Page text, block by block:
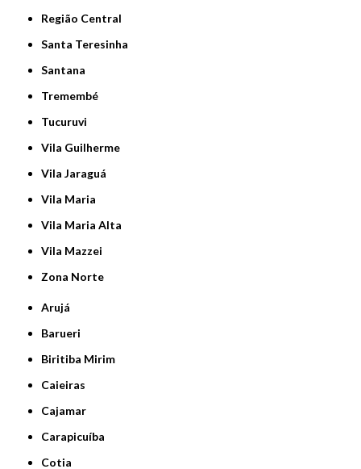
Região Central
Santa Teresinha
Santana
Tremembé
Tucuruvi
Vila Guilherme
Vila Jaraguá
Vila Maria
Vila Maria Alta
Vila Mazzei
Zona Norte
Arujá
Barueri
Biritiba Mirim
Caieiras
Cajamar
Carapicuíba
Cotia